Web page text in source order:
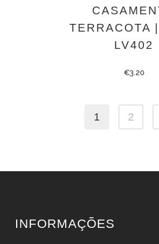
TERRACOTA
LV402
€3.20
1 2
INFORMAÇÕES